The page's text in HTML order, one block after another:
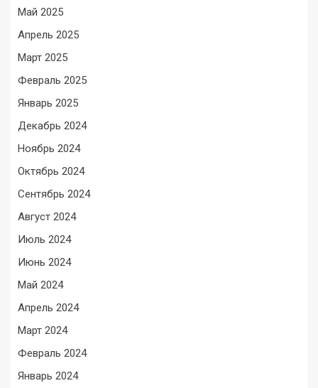
Май 2025
Апрель 2025
Март 2025
Февраль 2025
Январь 2025
Декабрь 2024
Ноябрь 2024
Октябрь 2024
Сентябрь 2024
Август 2024
Июль 2024
Июнь 2024
Май 2024
Апрель 2024
Март 2024
Февраль 2024
Январь 2024